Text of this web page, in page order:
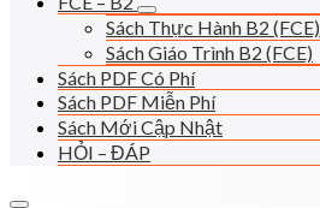
Sách Thực Hành B2 (FCE)
Sách Giáo Trình B2 (FCE)
Sách PDF Có Phí
Sách PDF Miễn Phí
Sách Mới Cập Nhật
HỎI – ĐÁP